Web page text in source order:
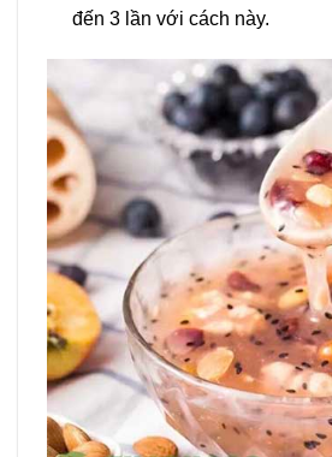
đến 3 lần với cách này.